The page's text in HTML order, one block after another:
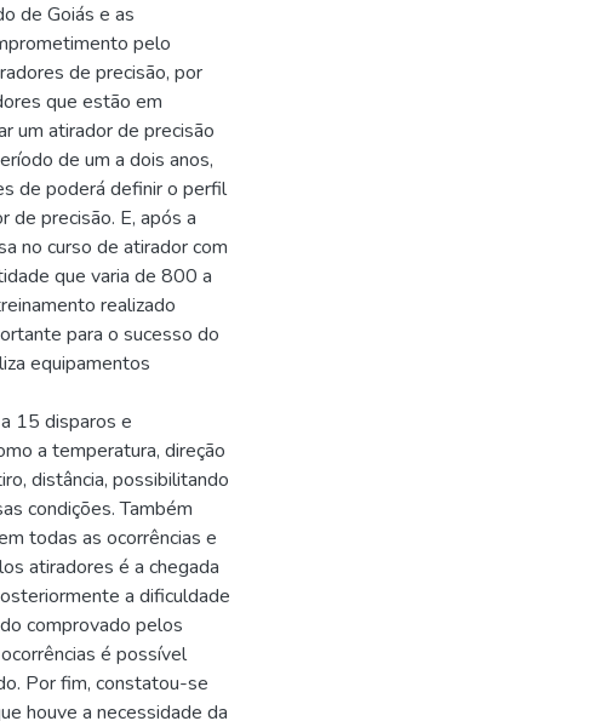
de Goiás e as
pelo
de precisão, por
que estão em
um atirador de precisão
de um a dois anos,
de poderá definir o perfil
de precisão. E, após a
no curso de atirador com
que varia de 800 a
realizado
para o sucesso do
equipamentos
15 disparos e
a temperatura, direção
distância, possibilitando
condições. Também
todas as ocorrências e
atiradores é a chegada
a dificuldade
comprovado pelos
é possível
Por fim, constatou-se
houve a necessidade da